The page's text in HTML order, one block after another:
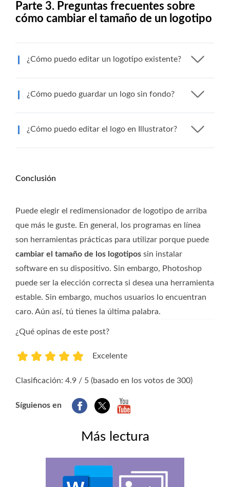
Parte 3. Preguntas frecuentes sobre
cómo cambiar el tamaño de un logotipo
¿Cómo puedo editar un logotipo existente?
¿Cómo puedo guardar un logo sin fondo?
¿Cómo puedo editar el logo en Illustrator?
Conclusión
Puede elegir el redimensionador de logotipo de arriba
que más le guste. En general, los programas en línea
son herramientas prácticas para utilizar porque puede
cambiar el tamaño de los logotipos sin instalar
software en su dispositivo. Sin embargo, Photoshop
puede ser la elección correcta si desea una herramienta
estable. Sin embargo, muchos usuarios lo encuentran
caro. Aún así, tú tienes la última palabra.
¿Qué opinas de este post?
Excelente
Clasificación: 4.9 / 5 (basado en los votos de 300)
Síguienos en
Más lectura